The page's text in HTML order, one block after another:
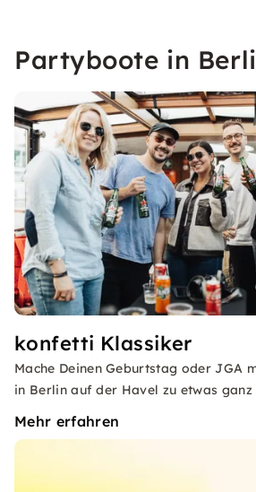
Partyboote in
konfetti Klassiker
Mache Deinen Geburtstag oder JGA
in Berlin auf der Havel zu etwas ganz
Mehr erfahren